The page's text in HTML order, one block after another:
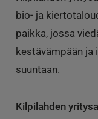
bio- ja
paikka, jossa
kestävämpään
suuntaan.
Kilpilahden